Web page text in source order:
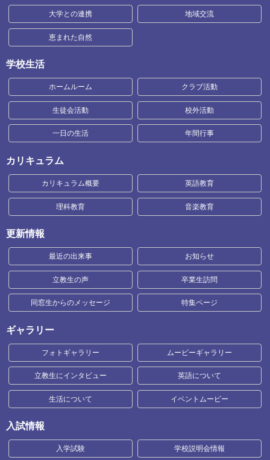
大学との連携 地域交流
恵まれた自然
学校生活
ホームルーム クラブ活動
生徒会活動 校外活動
一日の生活 年間行事
カリキュラム
カリキュラム概要 英語教育
理科教育 音楽教育
更新情報
最近の出来事 お知らせ
立教生の声 卒業生訪問
同窓生からのメッセージ 特集ページ
ギャラリー
フォトギャラリー ムービーギャラリー
立教生にインタビュー 英語について
生活について イベントムービー
入試情報
入学試験 学校説明会情報